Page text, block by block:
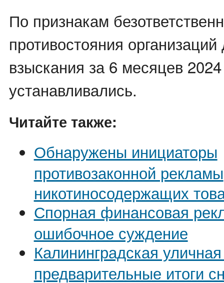
По признакам
противостояния
взыскания за 6 месяцев
устанавливались.
Читайте также:
Обнаружены инициаторы
противозаконной рекламы
никотиносодержащих
Спорная финансовая
ошибочное суждение
Калининградская
предварительные итоги